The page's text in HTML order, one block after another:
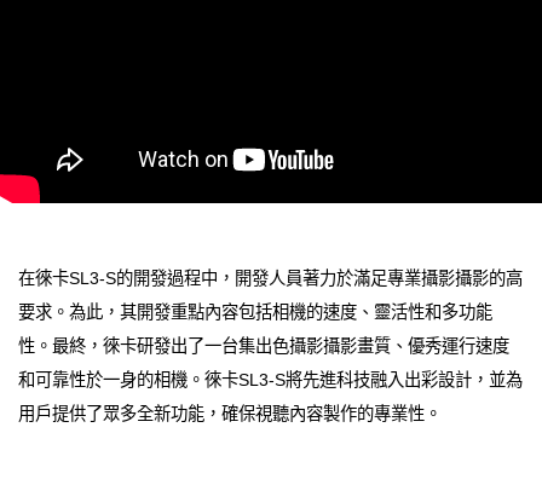
在徠卡SL3-S的開發過程中，開發人員著力於滿足專業攝影攝影的高
要求。為此，其開發重點內容包括相機的速度、靈活性和多功能
性。最終，徠卡研發出了一台集出色攝影攝影畫質、優秀運行速度
和可靠性於一身的相機。徠卡SL3-S將先進科技融入出彩設計，並為
用戶提供了眾多全新功能，確保視聽內容製作的專業性。